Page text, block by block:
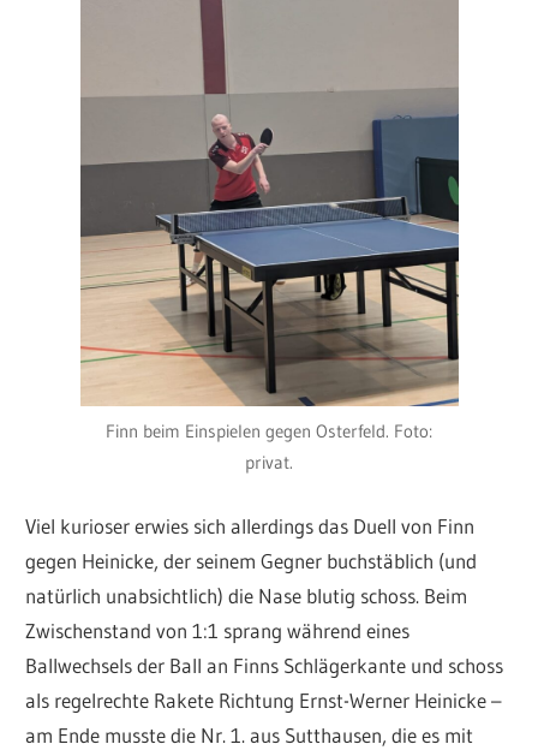
Finn beim Einspielen gegen Osterfeld. Foto:
privat.
Viel kurioser erwies sich allerdings das Duell von Finn
gegen Heinicke, der seinem Gegner buchstäblich (und
natürlich unabsichtlich) die Nase blutig schoss. Beim
Zwischenstand von 1:1 sprang während eines
Ballwechsels der Ball an Finns Schlägerkante und schoss
als regelrechte Rakete Richtung Ernst-Werner Heinicke –
am Ende musste die Nr. 1. aus Sutthausen, die es mit